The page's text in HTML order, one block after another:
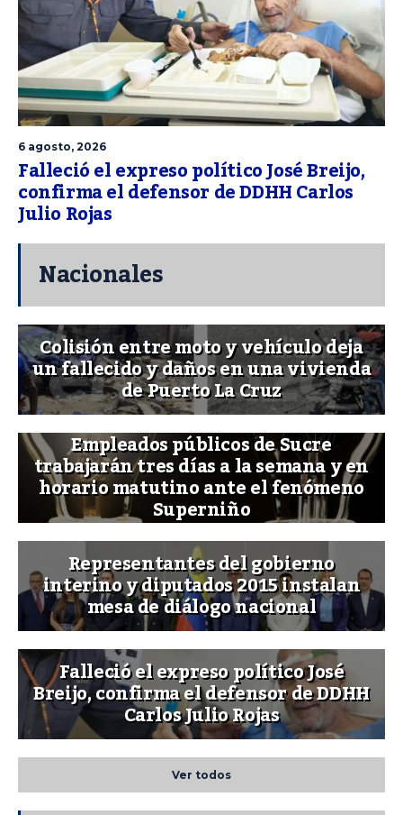
6 agosto, 2026
Falleció el expreso político José Breijo,
confirma el defensor de DDHH Carlos
Julio Rojas
Nacionales
Colisión entre moto y vehículo deja
un fallecido y daños en una vivienda
de Puerto La Cruz
Empleados públicos de Sucre
trabajarán tres días a la semana y en
horario matutino ante el fenómeno
Superniño
Representantes del gobierno
interino y diputados 2015 instalan
mesa de diálogo nacional
Falleció el expreso político José
Breijo, confirma el defensor de DDHH
Carlos Julio Rojas
Ver todos